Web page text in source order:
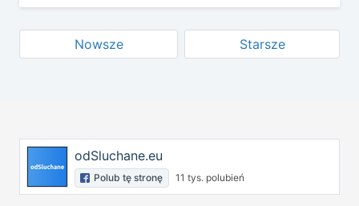
Nowsze Starsze
odSluchane.eu
Polub tę stronę 11 tys. polubień